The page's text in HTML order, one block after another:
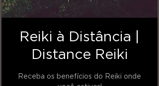
Reiki à Distância |
Distance Reiki
Receba os benefícios do Reiki onde